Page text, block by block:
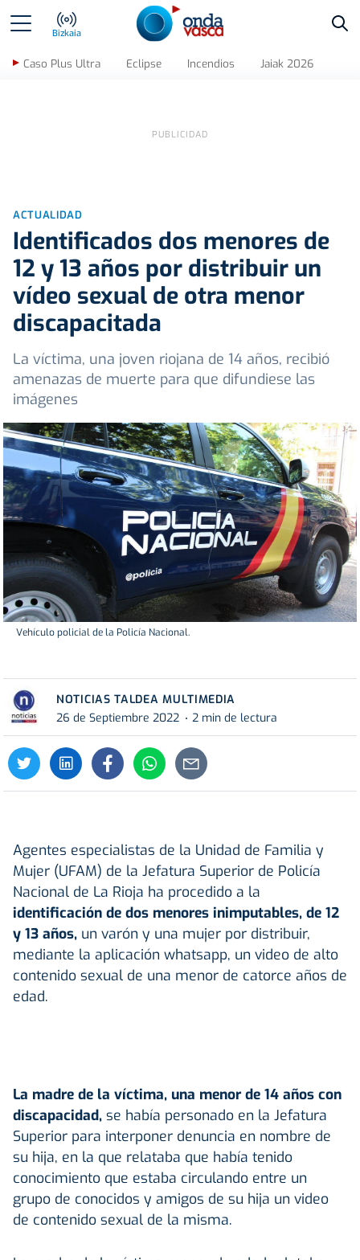
Bizkaia
Caso Plus Ultra Eclipse Incendios Jaiak 2026
ACTUALIDAD
Identificados dos menores de
12 y 13 años por distribuir un
vídeo sexual de otra menor
discapacitada
La víctima, una joven riojana de 14 años, recibió
amenazas de muerte para que difundiese las
imágenes
Vehículo policial de la Policía Nacional.
NOTICIAS TALDEA MULTIMEDIA
26 de Septiembre 2022
2 min de lectura
Agentes especialistas de la Unidad de Familia y
Mujer (UFAM) de la Jefatura Superior de Policía
Nacional de La Rioja ha procedido a la
identificación de dos menores inimputables, de 12
y 13 años, un varón y una mujer por distribuir,
mediante la aplicación whatsapp, un video de alto
contenido sexual de una menor de catorce años de
edad.
La madre de la víctima, una menor de 14 años con
discapacidad, se había personado en la Jefatura
Superior para interponer denuncia en nombre de
su hija, en la que relataba que había tenido
conocimiento que estaba circulando entre un
grupo de conocidos y amigos de su hija un video
de contenido sexual de la misma.